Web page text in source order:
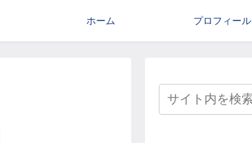
ホーム プロフィール